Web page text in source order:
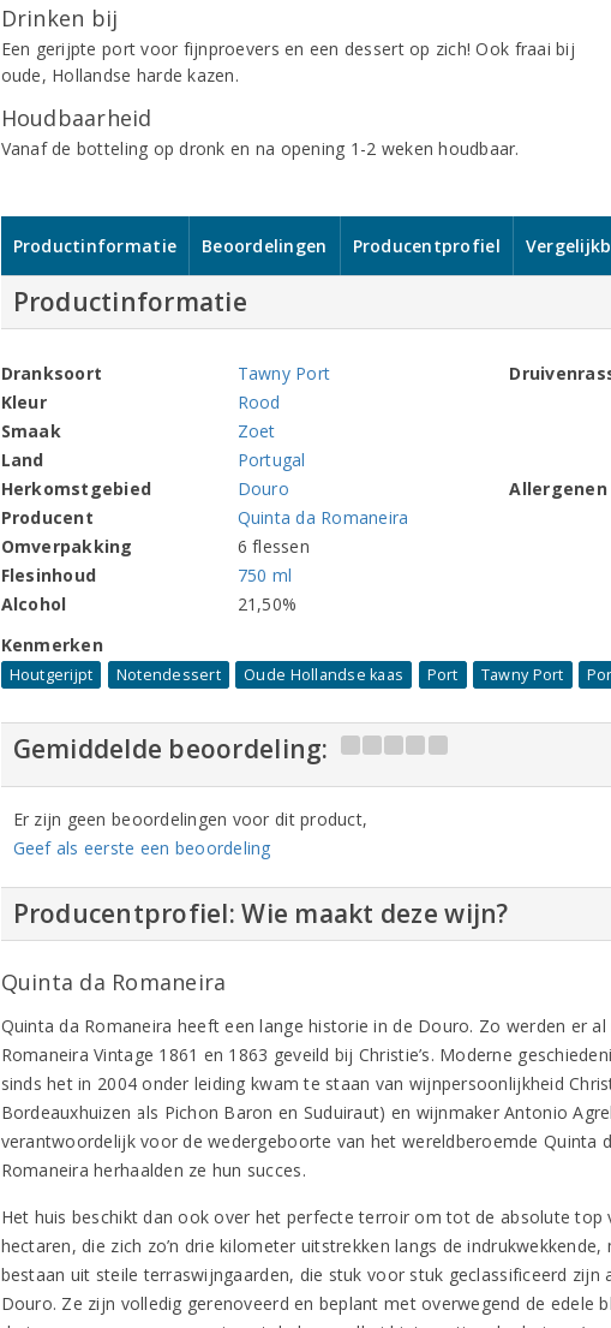
Drinken bij
Een gerijpte port voor fijnproevers en een dessert op zich! Ook fraai bij
oude, Hollandse harde kazen.
Houdbaarheid
Vanaf de botteling op dronk en na opening 1-2 weken houdbaar.
Productinformatie Beoordelingen Producentprofiel
Productinformatie
Dranksoort
Tawny Port
Kleur
Rood
Smaak
Zoet
Land
Portugal
Herkomstgebied
Douro
Producent
Quinta da Romaneira
Omverpakking
6 flessen
Flesinhoud
750 ml
Alcohol
21,50%
Allergenen
Kenmerken
Houtgerijpt Notendessert Oude Hollandse kaas Port Tawny Port
Gemiddelde beoordeling:
Er zijn geen beoordelingen voor dit product,
Geef als eerste een beoordeling
Producentprofiel: Wie maakt deze wijn?
Quinta da Romaneira
Quinta da Romaneira heeft een lange historie in de Douro. Zo werden er al
Romaneira Vintage 1861 en 1863 geveild bij Christie’s. Moderne
sinds het in 2004 onder leiding kwam te staan van wijnpersoonlijkheid
Bordeauxhuizen als Pichon Baron en Suduiraut) en wijnmaker Antonio
verantwoordelijk voor de wedergeboorte van het wereldberoemde Quinta
Romaneira herhaalden ze hun succes.
Het huis beschikt dan ook over het perfecte terroir om tot de absolute
hectaren, die zich zo’n drie kilometer uitstrekken langs de
bestaan uit steile terraswijngaarden, die stuk voor stuk geclassificeerd zijn
Douro. Ze zijn volledig gerenoveerd en beplant met overwegend de edele